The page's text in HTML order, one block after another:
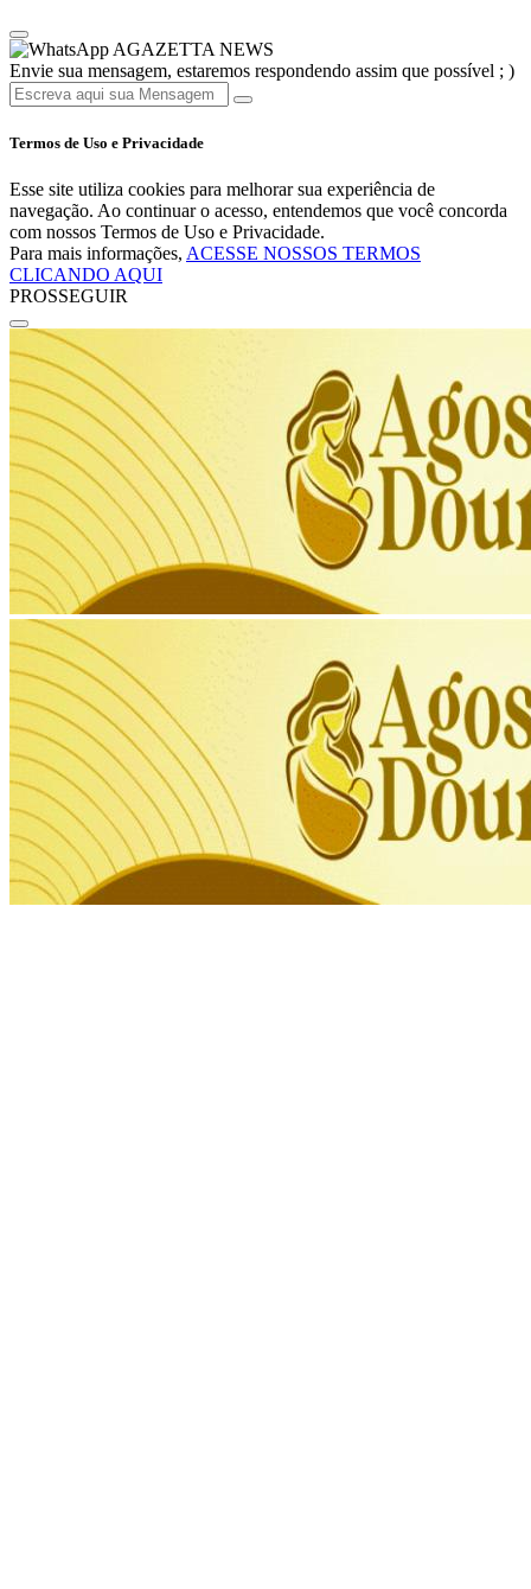
AGAZETTA NEWS
Envie sua mensagem, estaremos respondendo assim que possível ; )
Termos de Uso e Privacidade
Esse site utiliza cookies para melhorar sua experiência de
navegação. Ao continuar o acesso, entendemos que você concorda
com nossos Termos de Uso e Privacidade.
Para mais informações, ACESSE NOSSOS TERMOS
CLICANDO AQUI
PROSSEGUIR